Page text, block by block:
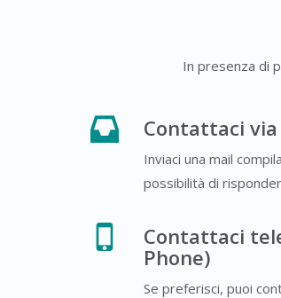
In presenza di
Contattaci
Inviaci una mail
possibilità di
Contattaci
Phone)
Se preferisci, puoi